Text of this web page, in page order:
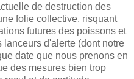
de destruction des
folie collective, risquant
futures des poissons et
d'alerte (dont notre
date que nous prenons en
des mesures bien trop